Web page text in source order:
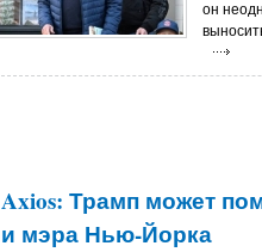
он
Axios: Трамп может
и мэра Нью-Йорка